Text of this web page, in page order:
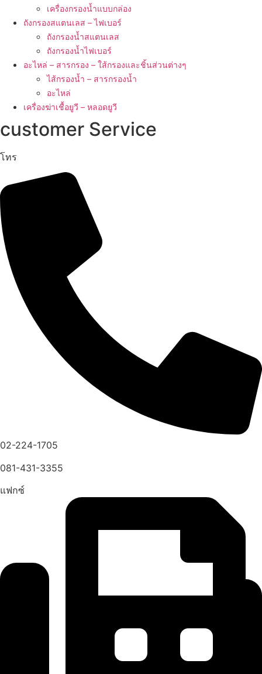
เครื่องกรองน้ำแบบกล่อง
ถังกรองสแตนเลส – ไฟเบอร์
ถังกรองน้ำสแตนเลส
ถังกรองน้ำไฟเบอร์
อะไหล่ – สารกรอง – ใส้กรองและชิ้นส่วนต่างๆ
ไส้กรองน้ำ – สารกรองน้ำ
อะไหล่
เครื่องฆ่าเชื้อยูวี – หลอดยูวี
customer Service
โทร
02-224-1705
081-431-3355
แฟกซ์